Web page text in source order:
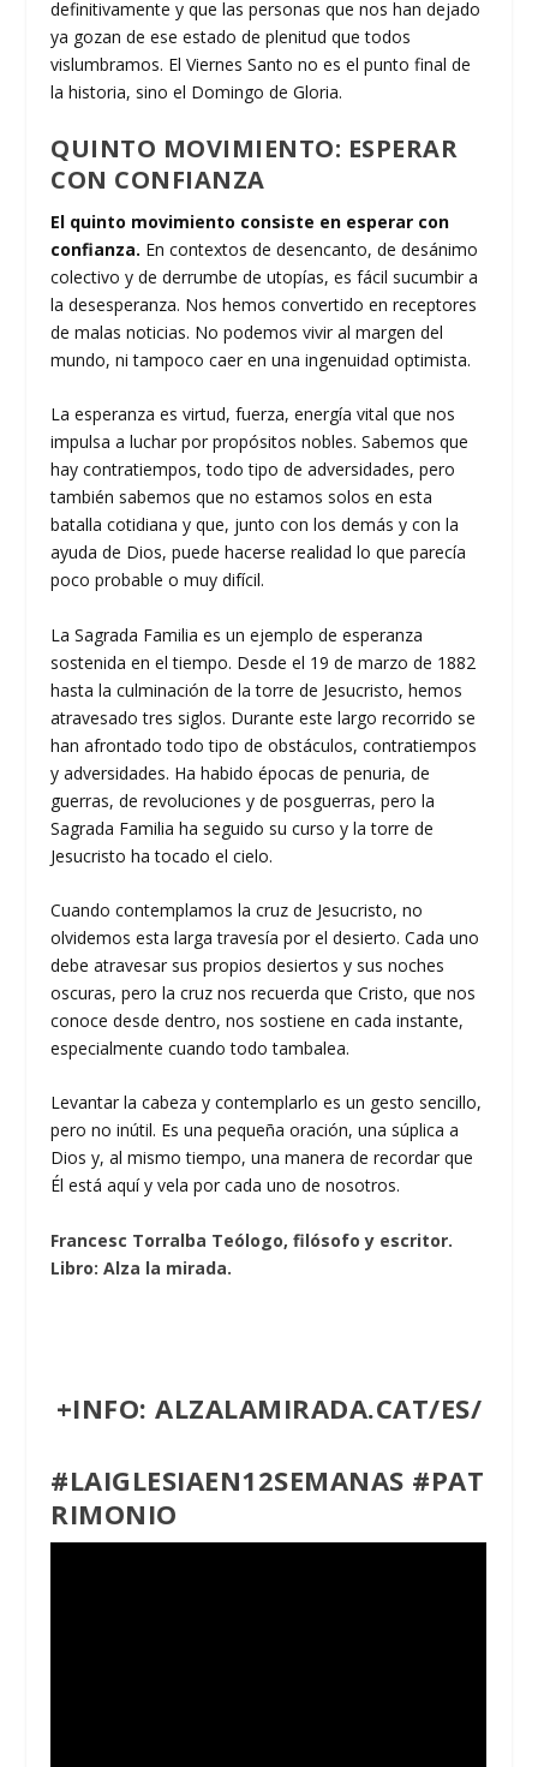
definitivamente y que las personas que nos han dejado
ya gozan de ese estado de plenitud que todos
vislumbramos. El Viernes Santo no es el punto final de
la historia, sino el Domingo de Gloria.
QUINTO MOVIMIENTO: ESPERAR
CON CONFIANZA
El quinto movimiento consiste en esperar con
confianza. En contextos de desencanto, de desánimo
colectivo y de derrumbe de utopías, es fácil sucumbir a
la desesperanza. Nos hemos convertido en receptores
de malas noticias. No podemos vivir al margen del
mundo, ni tampoco caer en una ingenuidad optimista.
La esperanza es virtud, fuerza, energía vital que nos
impulsa a luchar por propósitos nobles. Sabemos que
hay contratiempos, todo tipo de adversidades, pero
también sabemos que no estamos solos en esta
batalla cotidiana y que, junto con los demás y con la
ayuda de Dios, puede hacerse realidad lo que parecía
poco probable o muy difícil.
La Sagrada Familia es un ejemplo de esperanza
sostenida en el tiempo. Desde el 19 de marzo de 1882
hasta la culminación de la torre de Jesucristo, hemos
atravesado tres siglos. Durante este largo recorrido se
han afrontado todo tipo de obstáculos, contratiempos
y adversidades. Ha habido épocas de penuria, de
guerras, de revoluciones y de posguerras, pero la
Sagrada Familia ha seguido su curso y la torre de
Jesucristo ha tocado el cielo.
Cuando contemplamos la cruz de Jesucristo, no
olvidemos esta larga travesía por el desierto. Cada uno
debe atravesar sus propios desiertos y sus noches
oscuras, pero la cruz nos recuerda que Cristo, que nos
conoce desde dentro, nos sostiene en cada instante,
especialmente cuando todo tambalea.
Levantar la cabeza y contemplarlo es un gesto sencillo,
pero no inútil. Es una pequeña oración, una súplica a
Dios y, al mismo tiempo, una manera de recordar que
Él está aquí y vela por cada uno de nosotros.
Francesc Torralba Teólogo, filósofo y escritor.
Libro: Alza la mirada.
+INFO:ALZALAMIRADA.CAT/ES/
#LAIGLESIAEN12SEMANAS #PAT
RIMONIO